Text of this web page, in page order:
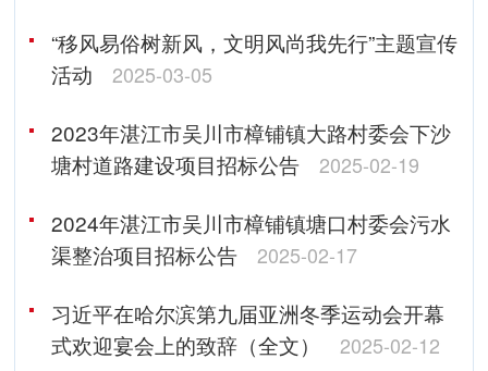
“移风易俗树新风，文明风尚我先行”主题宣传
活动
2025-03-05
2023年湛江市吴川市樟铺镇大路村委会下沙
塘村道路建设项目招标公告
2025-02-19
2024年湛江市吴川市樟铺镇塘口村委会污水
渠整治项目招标公告
2025-02-17
习近平在哈尔滨第九届亚洲冬季运动会开幕
式欢迎宴会上的致辞（全文）
2025-02-12